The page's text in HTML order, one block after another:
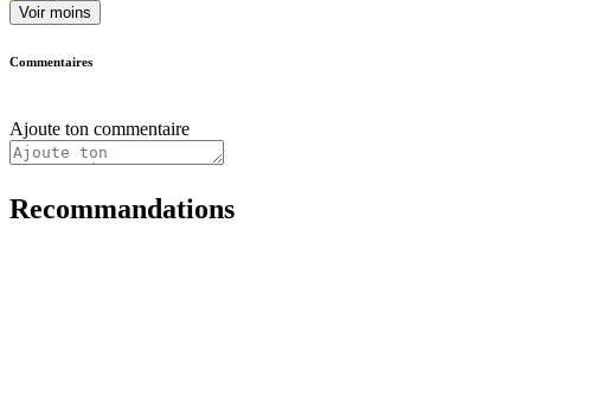
Voir moins
Commentaires
Ajoute ton commentaire
Recommandations